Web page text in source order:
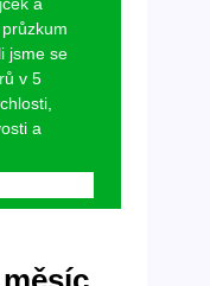
jsme se
v 5
a